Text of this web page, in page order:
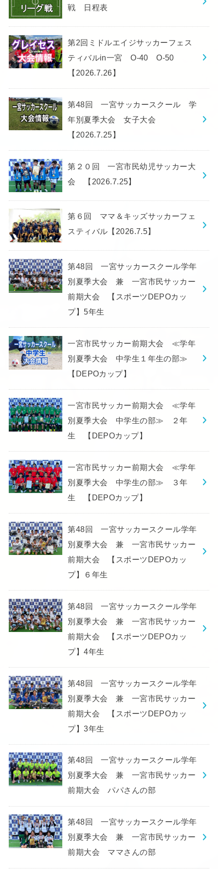
戦 日程表
第2回ミドルエイジサッカーフェス
ティバルin一宮 O-40 O-50
【2026.7.26】
第48回 一宮サッカースクール 学
年別夏季大会 女子大会
【2026.7.25】
第２０回 一宮市民幼児サッカー大
会 【2026.7.25】
第６回 ママ＆キッズサッカーフェ
スティバル【2026.7.5】
第48回 一宮サッカースクール学年
別夏季大会 兼 一宮市民サッカー
前期大会 【スポーツDEPOカッ
プ】5年生
一宮市民サッカー前期大会 ≪学年
別夏季大会 中学生１年生の部≫
【DEPOカップ】
一宮市民サッカー前期大会 ≪学年
別夏季大会 中学生の部≫ ２年
生 【DEPOカップ】
一宮市民サッカー前期大会 ≪学年
別夏季大会 中学生の部≫ ３年
生 【DEPOカップ】
第48回 一宮サッカースクール学年
別夏季大会 兼 一宮市民サッカー
前期大会 【スポーツDEPOカッ
プ】６年生
第48回 一宮サッカースクール学年
別夏季大会 兼 一宮市民サッカー
前期大会 【スポーツDEPOカッ
プ】4年生
第48回 一宮サッカースクール学年
別夏季大会 兼 一宮市民サッカー
前期大会 【スポーツDEPOカッ
プ】3年生
第48回 一宮サッカースクール学年
別夏季大会 兼 一宮市民サッカー
前期大会 パパさんの部
第48回 一宮サッカースクール学年
別夏季大会 兼 一宮市民サッカー
前期大会 ママさんの部